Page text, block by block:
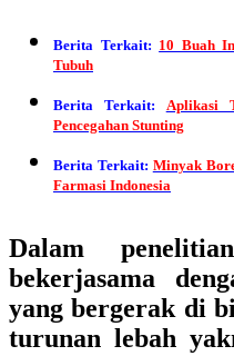
Berita Terkait: 10 Buah
Tubuh
Berita Terkait: Aplikasi
Pencegahan Stunting
Berita Terkait: Minyak
Farmasi Indonesia
Dalam
bekerjasama
yang bergerak di
turunan lebah